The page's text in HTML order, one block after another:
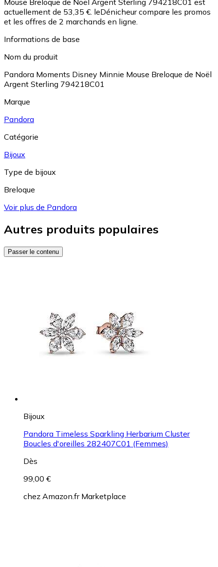
Mouse Breloque de Noël Argent Sterling 794218C01 est
actuellement de 53,35 €. leDénicheur compare les promos
et les offres de 2 marchands en ligne.
Informations de base
Nom du produit
Pandora Moments Disney Minnie Mouse Breloque de Noël
Argent Sterling 794218C01
Marque
Pandora
Catégorie
Bijoux
Type de bijoux
Breloque
Voir plus de Pandora
Autres produits populaires
Passer le contenu
Bijoux
Pandora Timeless Sparkling Herbarium Cluster
Boucles d'oreilles 282407C01 (Femmes)
Dès
99,00 €
chez Amazon.fr Marketplace